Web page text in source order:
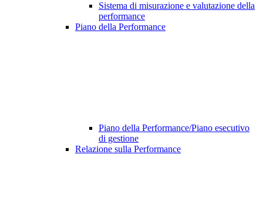
Sistema di misurazione e valutazione della
performance
Piano della Performance
Piano della Performance/Piano esecutivo
di gestione
Relazione sulla Performance